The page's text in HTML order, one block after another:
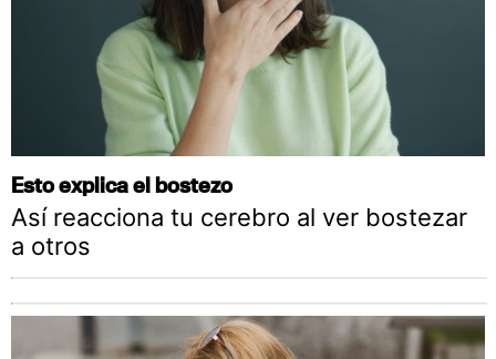
Esto explica el bostezo
Así reacciona tu cerebro al ver bostezar
a otros